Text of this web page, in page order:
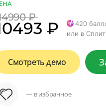
₽
₽ 420
или в Сплит
Смотреть демо
— в избранное